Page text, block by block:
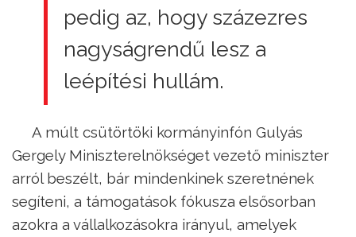
pedig az, hogy százezres
nagyságrendű lesz a
leépítési hullám.
A múlt csütörtöki kormányinfón Gulyás
Gergely Miniszterelnökséget vezető miniszter
arról beszélt, bár mindenkinek szeretnének
segíteni, a támogatások fókusza elsősorban
azokra a vállalkozásokra irányul, amelyek